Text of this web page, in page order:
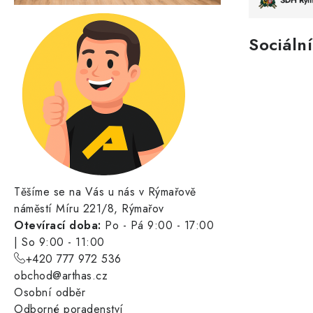
Těšíme se na Vás u nás v Rýmařově
náměstí Míru 221/8, Rýmařov
Otevírací doba: Po - Pá 9:00 - 17:00
| So 9:00 - 11:00
+420 777 972 536
obchod@arthas.cz
Osobní odběr
Odborné poradenství